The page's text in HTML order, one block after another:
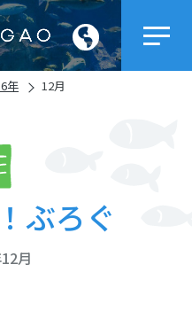
年 12月
ぶろぐ
月